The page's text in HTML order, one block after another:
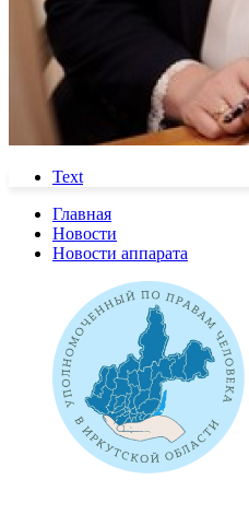
Text
Главная
Новости
Новости аппарата